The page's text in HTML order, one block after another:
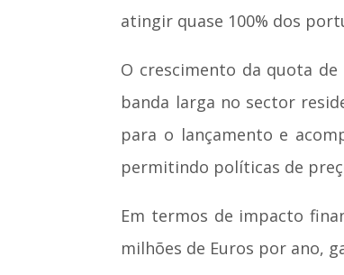
atingir quase 100% dos
O crescimento da quota
banda larga no sector
para o lançamento e
permitindo políticas de
Em termos de impacto
milhões de Euros por ano,